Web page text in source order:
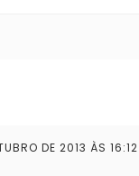
DE 2013 ÀS 16:12